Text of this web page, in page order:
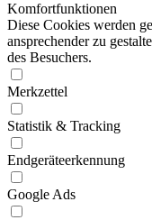
Komfortfunktionen
Diese Cookies werden
ansprechender zu
des Besuchers.
Merkzettel
Statistik & Tracking
Endgeräteerkennung
Google Ads